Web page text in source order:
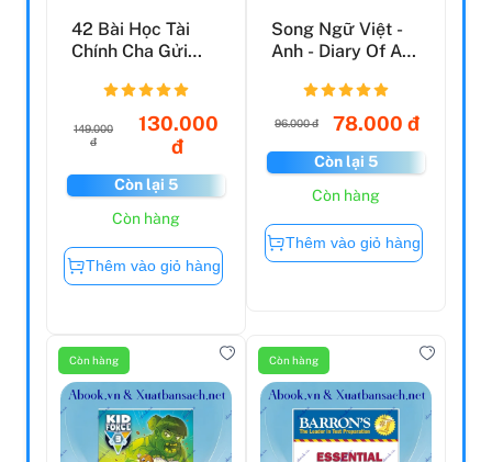
42 Bài Học Tài
Chính Cha Gửi
149.000
đ
130.000
đ
Còn lại 5
Còn hàng
Thêm vào giỏ hàng
Song Ngữ Việt -
Anh - Diary Of A
96.000 đ 78.000 đ
Còn lại 5
Còn hàng
Thêm vào giỏ hàng
Còn hàng Còn hàng